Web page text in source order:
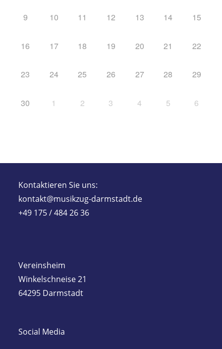
9 10 11 12 13 14 15
16 17 18 19 20 21 22
23 24 25 26 27 28 29
30 1 2 3 4 5 6
Kontaktieren Sie uns:
kontakt@musikzug-darmstadt.de
+49 175 / 484 26 36
Vereinsheim
Winkelschneise 21
64295 Darmstadt
Social Media